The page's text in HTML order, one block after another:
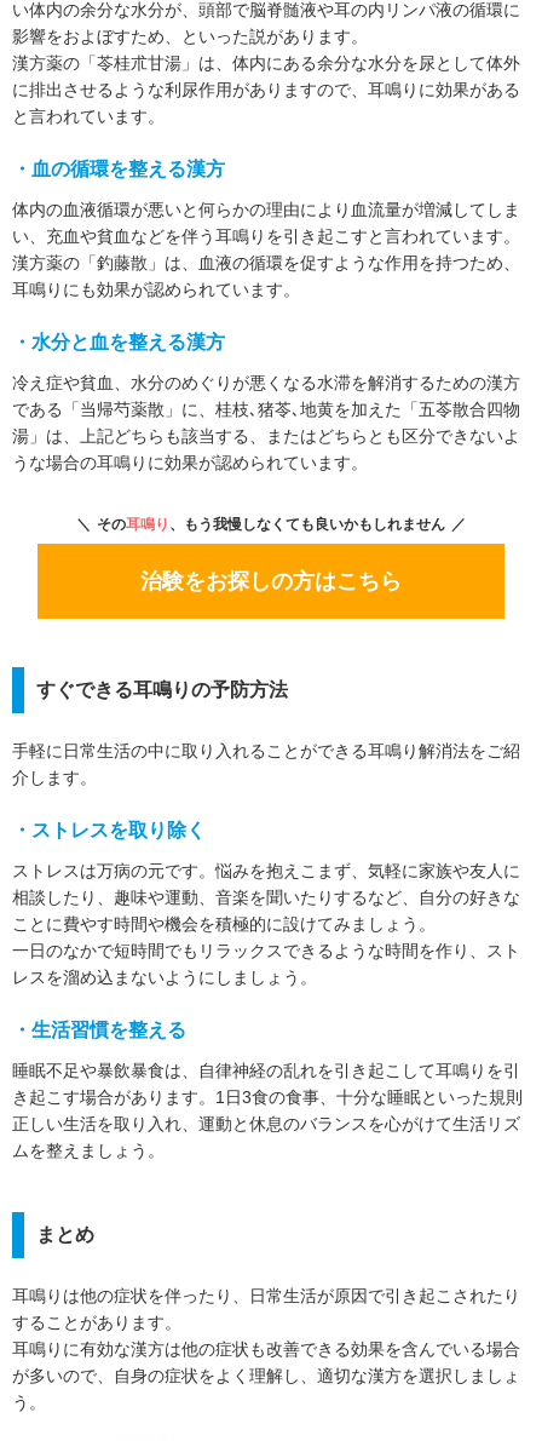
い体内の余分な水分が、頭部で脳脊髄液や耳の内リンパ液の循環に
影響をおよぼすため、といった説があります。
漢方薬の「苓桂朮甘湯」は、体内にある余分な水分を尿として体外
に排出させるような利尿作用がありますので、耳鳴りに効果がある
と言われています。
・血の循環を整える漢方
体内の血液循環が悪いと何らかの理由により血流量が増減してしま
い、充血や貧血などを伴う耳鳴りを引き起こすと言われています。
漢方薬の「釣藤散」は、血液の循環を促すような作用を持つため、
耳鳴りにも効果が認められています。
・水分と血を整える漢方
冷え症や貧血、水分のめぐりが悪くなる水滞を解消するための漢方
である「当帰芍薬散」に、桂枝､猪苓､地黄を加えた「五苓散合四物
湯」は、上記どちらも該当する、またはどちらとも区分できないよ
うな場合の耳鳴りに効果が認められています。
その耳鳴り 、もう我慢しなくても良いかもしれません
治験をお探しの方はこちら
すぐできる耳鳴りの予防方法
手軽に日常生活の中に取り入れることができる耳鳴り解消法をご紹
介します。
・ストレスを取り除く
ストレスは万病の元です。悩みを抱えこまず、気軽に家族や友人に
相談したり、趣味や運動、音楽を聞いたりするなど、自分の好きな
ことに費やす時間や機会を積極的に設けてみましょう。
一日のなかで短時間でもリラックスできるような時間を作り、スト
レスを溜め込まないようにしましょう。
・生活習慣を整える
睡眠不足や暴飲暴食は、自律神経の乱れを引き起こして耳鳴りを引
き起こす場合があります。1日3食の食事、十分な睡眠といった規則
正しい生活を取り入れ、運動と休息のバランスを心がけて生活リズ
ムを整えましょう。
まとめ
耳鳴りは他の症状を伴ったり、日常生活が原因で引き起こされたり
することがあります。
耳鳴りに有効な漢方は他の症状も改善できる効果を含んでいる場合
が多いので、自身の症状をよく理解し、適切な漢方を選択しましょ
う。